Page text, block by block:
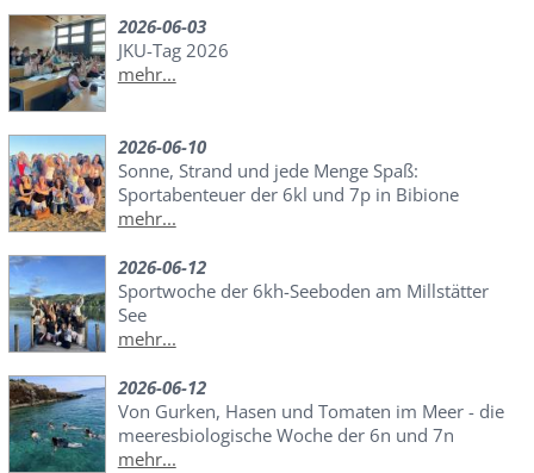
2026-06-03
JKU-Tag 2026
mehr...
2026-06-10
Sonne, Strand und jede Menge Spaß:
Sportabenteuer der 6kl und 7p in Bibione
mehr...
2026-06-12
Sportwoche der 6kh-Seeboden am Millstätter
See
mehr...
2026-06-12
Von Gurken, Hasen und Tomaten im Meer - die
meeresbiologische Woche der 6n und 7n
mehr...